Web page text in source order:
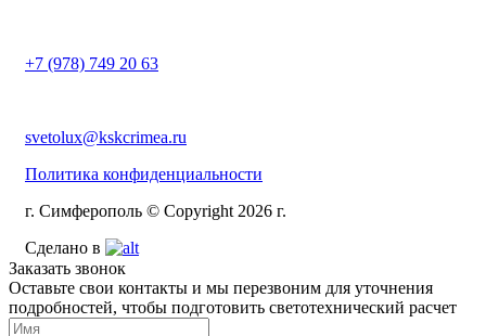
+7 (978) 749 20 63
svetolux@kskcrimea.ru
Политика конфиденциальности
г. Симферополь © Copyright 2026 г.
Сделано в
Заказать звонок
Оставьте свои контакты и мы перезвоним для уточнения
подробностей, чтобы подготовить светотехнический расчет